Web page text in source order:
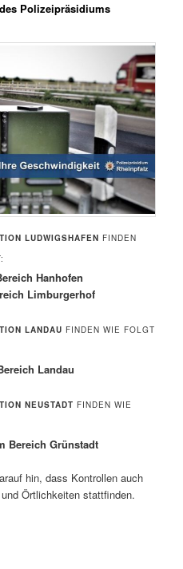
Polizeipräsidiums
LUDWIGSHAFEN FINDEN
Hanhofen
Limburgerhof
LANDAU FINDEN WIE FOLGT
Landau
NEUSTADT FINDEN WIE
Bereich Grünstadt
hin, dass Kontrollen auch
Örtlichkeiten stattfinden.